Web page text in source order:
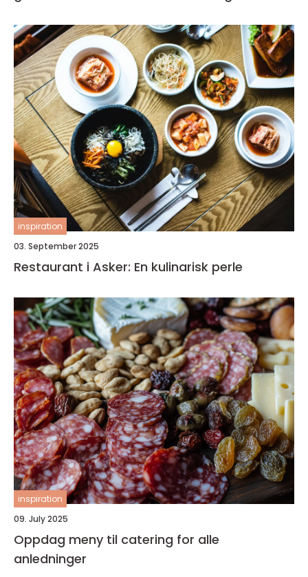
inspiration
03. September 2025
Restaurant i Asker: En kulinarisk perle
inspiration
09. July 2025
Oppdag meny til catering for alle
anledninger